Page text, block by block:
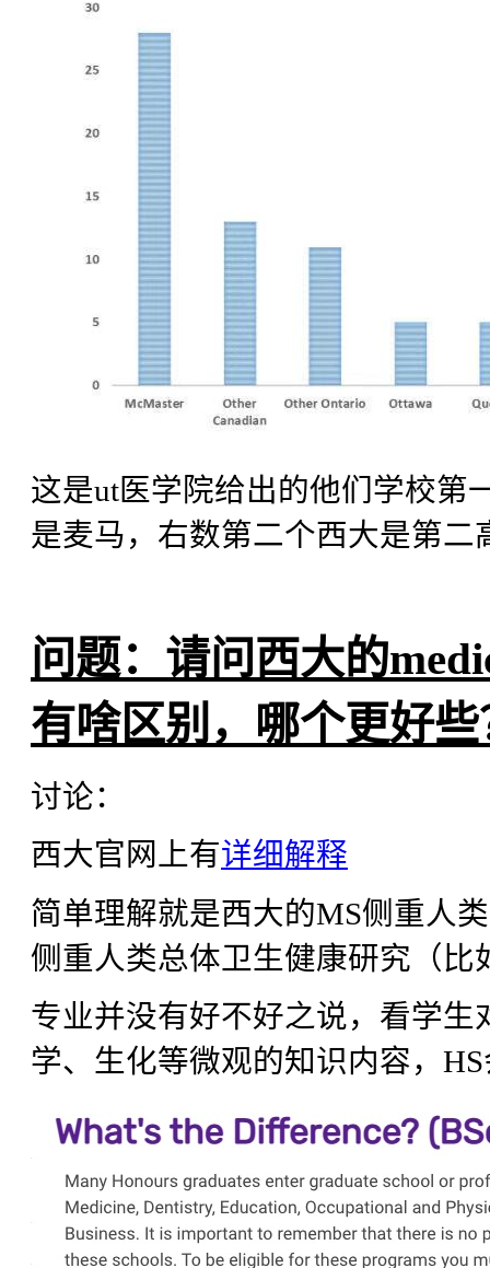
这是ut医学院给出的他们学校第
是麦马，右数第二个西大是第二
问题：请问西大的
有啥区别，哪个更好些
讨论：
西大官网上有详细解释
简单理解就是西大的MS侧重人
侧重人类总体卫生健康研究（
专业并没有好不好之说，看学
学、生化等微观的知识内容，